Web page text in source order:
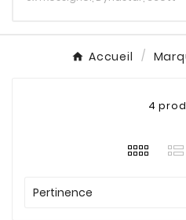
Accueil
4
Pertinence